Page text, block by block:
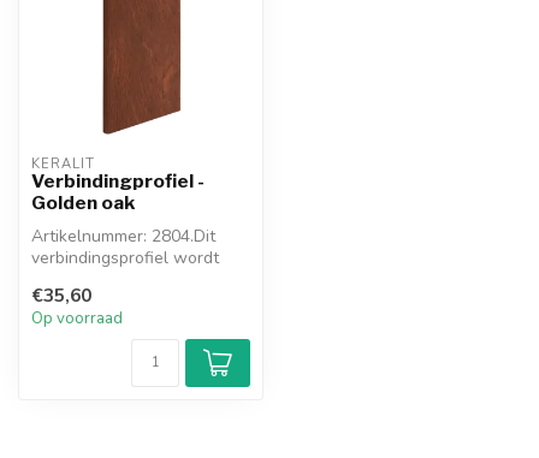
KERALIT
Verbindingprofiel -
Golden oak
Artikelnummer: 2804.Dit
verbindingsprofiel wordt
gevel...
€35,60
Op voorraad